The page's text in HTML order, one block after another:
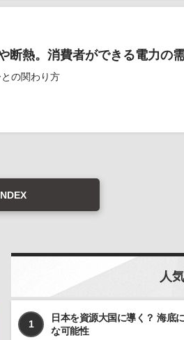
断熱。消費者ができる電力の
の関わり方
人
1
日本を資源大国に導く？ 海底
な可能性